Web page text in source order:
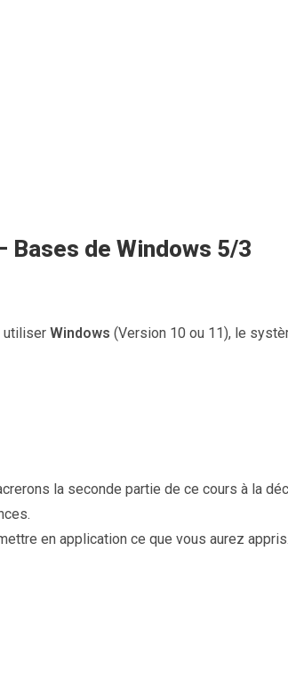
Bases de Windows 5/3
utiliser Windows (Version 10 ou 11), le
la seconde partie de ce cours à la
en application ce que vous aurez appris.